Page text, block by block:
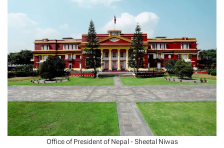
ट्यो
,
नि
षे
धा
ज्ञा
जा
री
,
का
ठ
Office of President of Nepal - Sheetal Niwas